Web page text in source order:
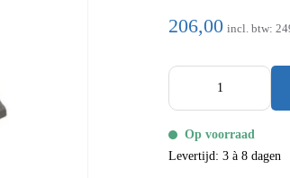
206,00 incl. btw:
Op voorraad
Levertijd: 3 à 8 dagen